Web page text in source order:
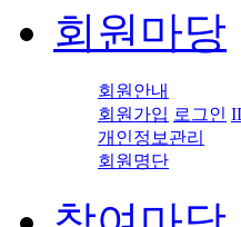
회원마당
회원안내
회원가입 로그인
개인정보관리
회원명단